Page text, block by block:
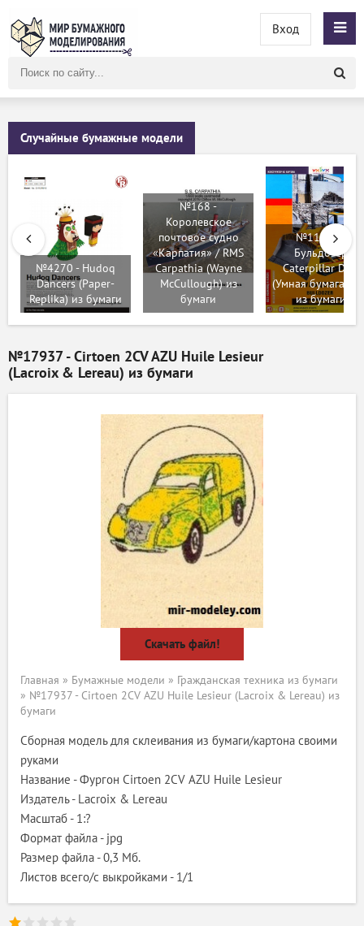
сайту
Вход
Случайные бумажные модели
№4270 - Hudoq
Dancers (Paper-
Replika) из бумаги
№168 -
Королевское
почтовое судно
«Карпатия» / RMS
Carpathia (Wayne
McCullough) из
бумаги
№11965 -
Бульдозер
Caterpillar D8N
(Умная бумага
из бумаги
№17937 - Cirtoen 2CV AZU Huile Lesieur
(Lacroix & Lereau) из бумаги
Скачать файл!
Главная » Бумажные модели » Гражданская техника из бумаги
» №17937 - Cirtoen 2CV AZU Huile Lesieur (Lacroix & Lereau) из
бумаги
Сборная модель для склеивания из бумаги/картона своими
руками
Название - Фургон Cirtoen 2CV AZU Huile Lesieur
Издатель - Lacroix & Lereau
Масштаб - 1:?
Формат файла - jpg
Размер файла - 0,3 Мб.
Листов всего/с выкройками - 1/1